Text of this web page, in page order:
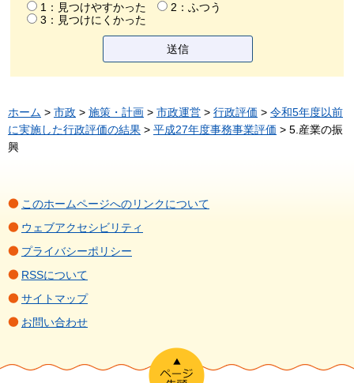
1：見つけやすかった
2：ふつう
3：見つけにくかった
ホーム > 市政 > 施策・計画 > 市政運営 > 行政評価 > 令和5年度以前
に実施した行政評価の結果 > 平成27年度事務事業評価 > 5.産業の振
興
このホームページへのリンクについて
ウェブアクセシビリティ
プライバシーポリシー
RSSについて
サイトマップ
お問い合わせ